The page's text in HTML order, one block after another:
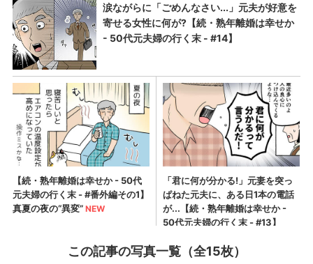
この記事の写真一覧（全15枚）